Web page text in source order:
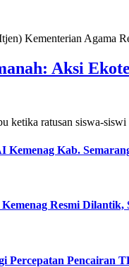
Kementerian Agama
Aksi
ketika ratusan siswa-
Kemenag Kab.
Resmi
Percepatan Pencairan